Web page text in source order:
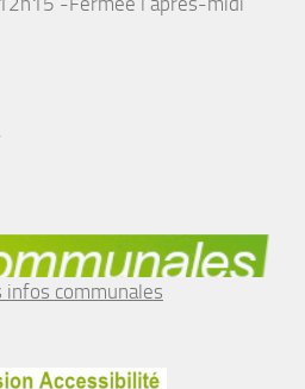
infos communales